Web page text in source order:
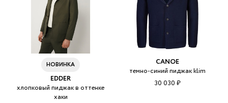
НОВИНКА
EDDER
хлопковый пиджак в оттенке
хаки
CANOE
темно-синий пиджак klim
30 030 ₽